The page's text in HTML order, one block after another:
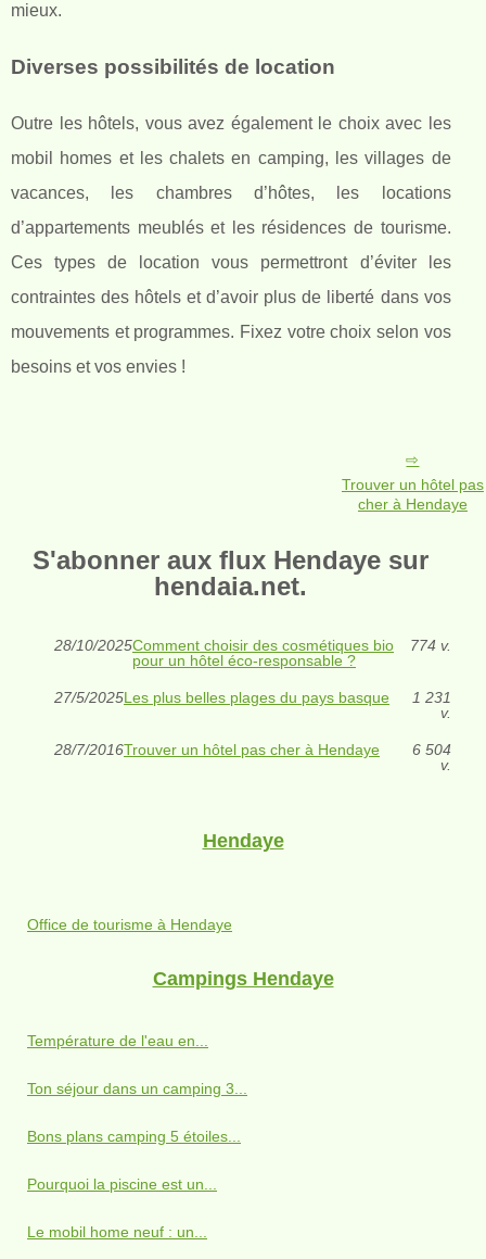
mieux.
Diverses possibilités de location
Outre les hôtels, vous avez également le choix avec les
mobil homes et les chalets en camping, les villages de
vacances, les chambres d’hôtes, les locations
d’appartements meublés et les résidences de tourisme.
Ces types de location vous permettront d’éviter les
contraintes des hôtels et d’avoir plus de liberté dans vos
mouvements et programmes. Fixez votre choix selon vos
besoins et vos envies !
Trouver un hôtel pas
cher à Hendaye
S'abonner aux flux Hendaye sur
hendaia.net.
28/10/2025Comment choisir des cosmétiques bio
pour un hôtel éco-responsable ?
774 v.
27/5/2025Les plus belles plages du pays basque
1 231
v.
28/7/2016Trouver un hôtel pas cher à Hendaye
6 504
v.
Hendaye
Office de tourisme à Hendaye
Campings Hendaye
Température de l'eau en...
Ton séjour dans un camping 3...
Bons plans camping 5 étoiles...
Pourquoi la piscine est un...
Le mobil home neuf : un...